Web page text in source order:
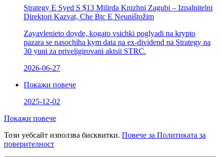
Strategy Е Syed S $13 Milirda Knizhni Zagubi – Izpalnitelni
Direktori Kazvat, Che Btc E Neuništožim
Zayavlenieto doyde, kogato vsichki poglyadi na krypto
pazara se nasochіha kym data na ex-dividend na Strategy na
30 yuni za priveligirovani aktsii STRC.
2026-06-27
Покажи повече
2025-12-02
Покажи повече
Този уебсайт използва бисквитки. Повече за Политиката за
поверителност